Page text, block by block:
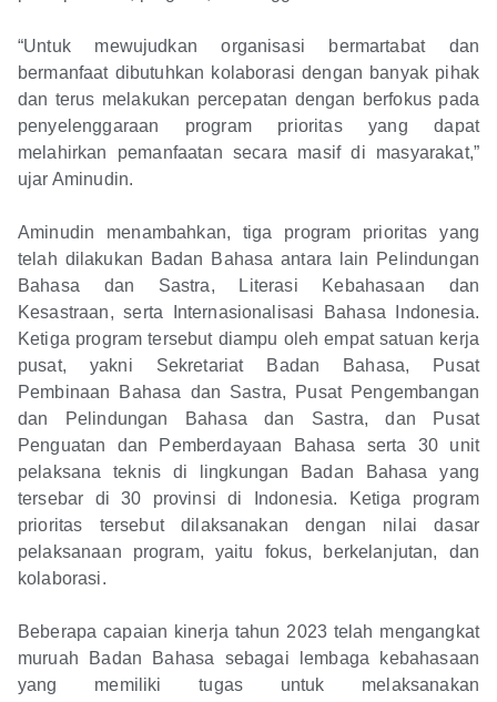
“Untuk mewujudkan organisasi bermartabat dan
bermanfaat dibutuhkan kolaborasi dengan banyak pihak
dan terus melakukan percepatan dengan berfokus pada
penyelenggaraan program prioritas yang dapat
melahirkan pemanfaatan secara masif di masyarakat,”
ujar Aminudin.
Aminudin menambahkan, tiga program prioritas yang
telah dilakukan Badan Bahasa antara lain Pelindungan
Bahasa dan Sastra, Literasi Kebahasaan dan
Kesastraan, serta Internasionalisasi Bahasa Indonesia.
Ketiga program tersebut diampu oleh empat satuan kerja
pusat, yakni Sekretariat Badan Bahasa, Pusat
Pembinaan Bahasa dan Sastra, Pusat Pengembangan
dan Pelindungan Bahasa dan Sastra, dan Pusat
Penguatan dan Pemberdayaan Bahasa serta 30 unit
pelaksana teknis di lingkungan Badan Bahasa yang
tersebar di 30 provinsi di Indonesia. Ketiga program
prioritas tersebut dilaksanakan dengan nilai dasar
pelaksanaan program, yaitu fokus, berkelanjutan, dan
kolaborasi.
Beberapa capaian kinerja tahun 2023 telah mengangkat
muruah Badan Bahasa sebagai lembaga kebahasaan
yang memiliki tugas untuk melaksanakan